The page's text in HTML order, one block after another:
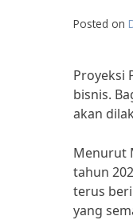
Posted on
Proyeksi
bisnis.
akan
Menurut
tahun
terus
yang